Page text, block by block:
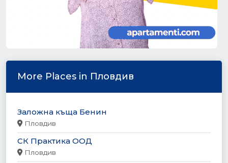
More Places in Пловдив
Заложна къща Бенин
Пловдив
СК Практика ООД
Пловдив